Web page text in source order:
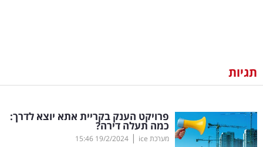
וצרכנות
דיגיטל
וטק
תגיות
פרויקט הענק בקריית אתא יוצא לדרך:
כמה תעלה דירה?
מערכת ice |
19/2/2024
15:46